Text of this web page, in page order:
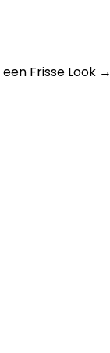
Frisse Look →